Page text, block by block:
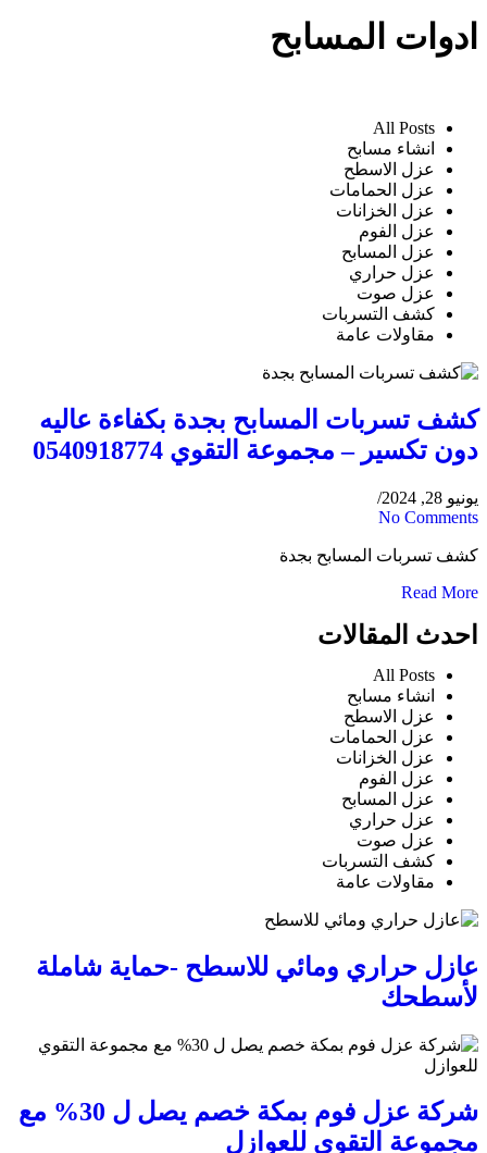
ادوات المسابح
All Posts
انشاء مسابح
عزل الاسطح
عزل الحمامات
عزل الخزانات
عزل الفوم
عزل المسابح
عزل حراري
عزل صوت
كشف التسربات
مقاولات عامة
كشف تسربات المسابح بجدة بكفاءة عاليه
دون تكسير – مجموعة التقوي 0540918774
يونيو 28, 2024
/
No Comments
كشف تسربات المسابح بجدة
Read More
احدث المقالات
All Posts
انشاء مسابح
عزل الاسطح
عزل الحمامات
عزل الخزانات
عزل الفوم
عزل المسابح
عزل حراري
عزل صوت
كشف التسربات
مقاولات عامة
عازل حراري ومائي للاسطح -حماية شاملة
لأسطحك
شركة عزل فوم بمكة خصم يصل ل 30% مع
مجموعة التقوي للعوازل